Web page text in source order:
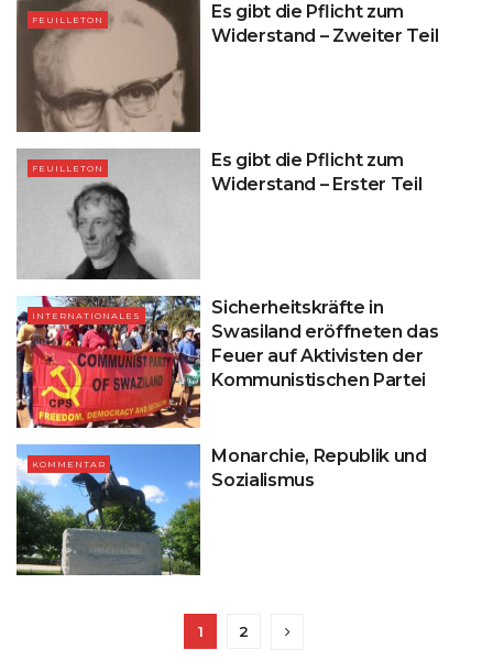
FEUILLETON
Es gibt die Pflicht zum
Widerstand – Zweiter Teil
FEUILLETON
Es gibt die Pflicht zum
Widerstand – Erster Teil
INTERNATIONALES
Sicherheitskräfte in
Swasiland eröffneten das
Feuer auf Aktivisten der
Kommunistischen Partei
KOMMENTAR
Monarchie, Republik und
Sozialismus
1 2